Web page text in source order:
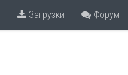
Загрузки Форум